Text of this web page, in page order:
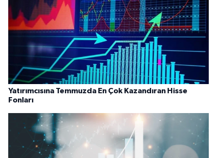
Yatırımcısına Temmuzda En Çok Kazandıran Hisse
Fonları